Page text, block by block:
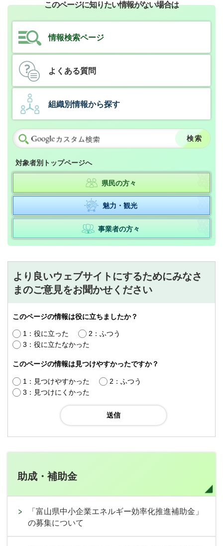
このページに知りたい情報がない場合は
情報検索ページ
よくある質問
組織別情報から探す
対象者別トップページへ
県民の方々
魅力・観光
事業者の方々
より良いウェブサイトにするためにみなさ
まのご意見をお聞かせください
このページの情報は役に立ちましたか？
1：役に立った
2：ふつう
3：役に立たなかった
このページの情報は見つけやすかったですか？
1：見つけやすかった
2：ふつう
3：見つけにくかった
助成・補助金
「富山県中小企業エネルギー効率化推進補助金」
の募集について